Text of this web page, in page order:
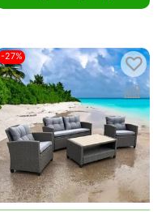
-27%